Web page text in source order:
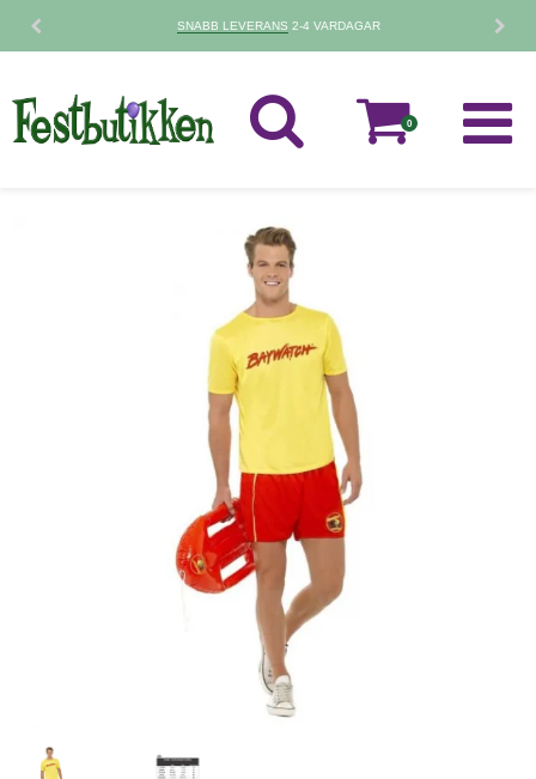
SNABB LEVERANS 2-4 VARDAGAR
0